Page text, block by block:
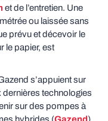
et de l’entretien. Une
ou laissée sans
prévu et décevoir le
le papier, est
s’appuient sur
technologies
sur des pompes à